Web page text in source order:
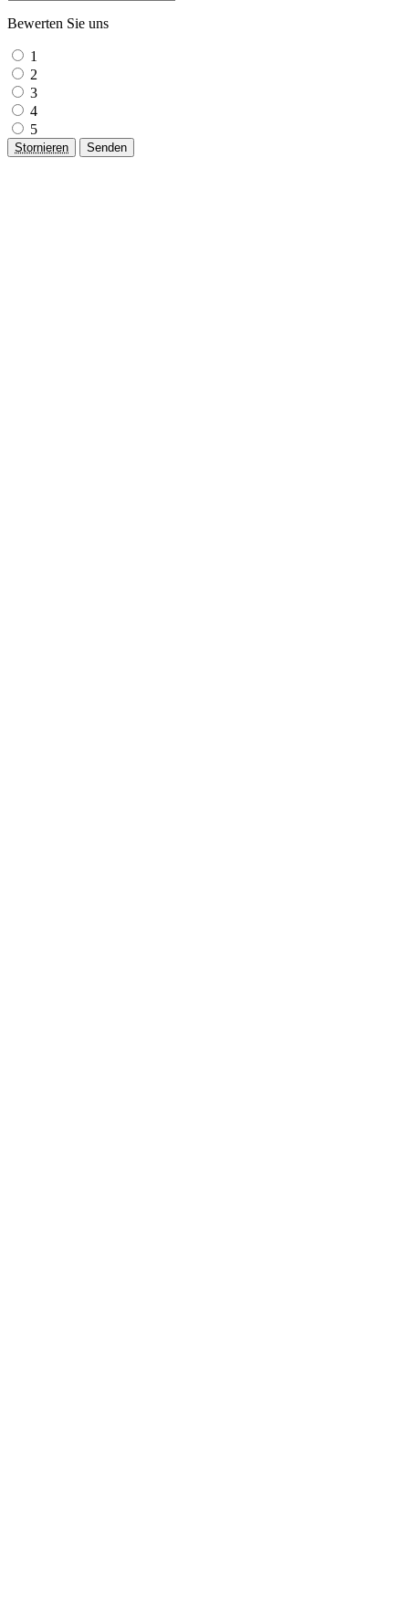
Bewerten Sie uns
1
2
3
4
5
Stornieren Senden